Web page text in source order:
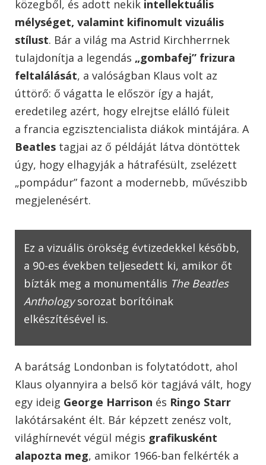
közegből, és adott nekik intellektuális
mélységet, valamint kifinomult vizuális
stílust. Bár a világ ma Astrid Kirchherrnek
tulajdonítja a legendás „gombafej” frizura
feltalálását, a valóságban Klaus volt az
úttörő: ő vágatta le először így a haját,
eredetileg azért, hogy elrejtse elálló füleit
a francia egzisztencialista diákok mintájára. A
Beatles tagjai az ő példáját látva döntöttek
úgy, hogy elhagyják a hátrafésült, zselézett
„pompádur” fazont a modernebb, művészibb
megjelenésért.
Ez a vizuális örökség évtizedekkel később,
a 90-es években teljesedett ki, amikor őt
bízták meg a monumentális The Beatles
Anthologysorozat borítóinak
elkészítésével is.
A barátság Londonban is folytatódott, ahol
Klaus olyannyira a belső kör tagjává vált, hogy
egy ideig George Harrison és Ringo Starr
lakótársaként élt. Bár képzett zenész volt,
világhírnevét végül mégis grafikusként
alapozta meg, amikor 1966-ban felkérték a